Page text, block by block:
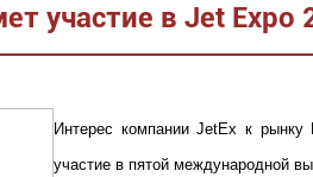
участие в Jet Expo
Интерес компании JetEx к
участие в пятой международной